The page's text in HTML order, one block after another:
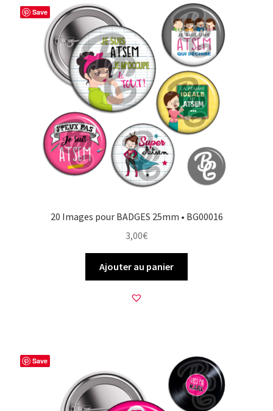
Save
20 Images pour BADGES 25mm • BG00016
3,00€
Ajouter au panier
Save